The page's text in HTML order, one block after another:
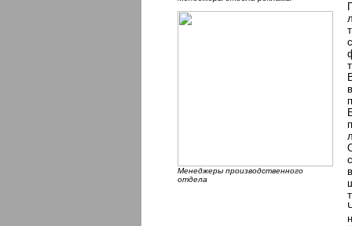
Менеджеры производственного
отдела